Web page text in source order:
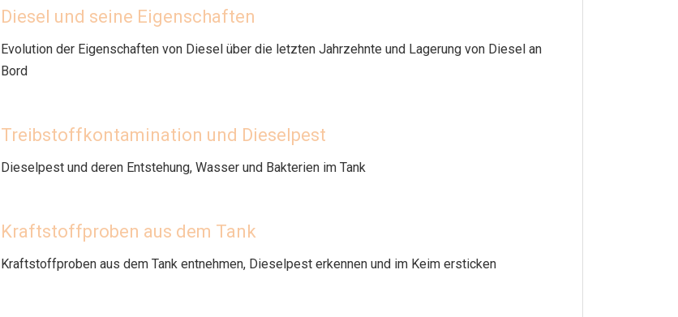
Diesel und seine Eigenschaften
Evolution der Eigenschaften von Diesel über die letzten Jahrzehnte und Lagerung von Diesel an
Bord
Treibstoffkontamination und Dieselpest
Dieselpest und deren Entstehung, Wasser und Bakterien im Tank
Kraftstoffproben aus dem Tank
Kraftstoffproben aus dem Tank entnehmen, Dieselpest erkennen und im Keim ersticken